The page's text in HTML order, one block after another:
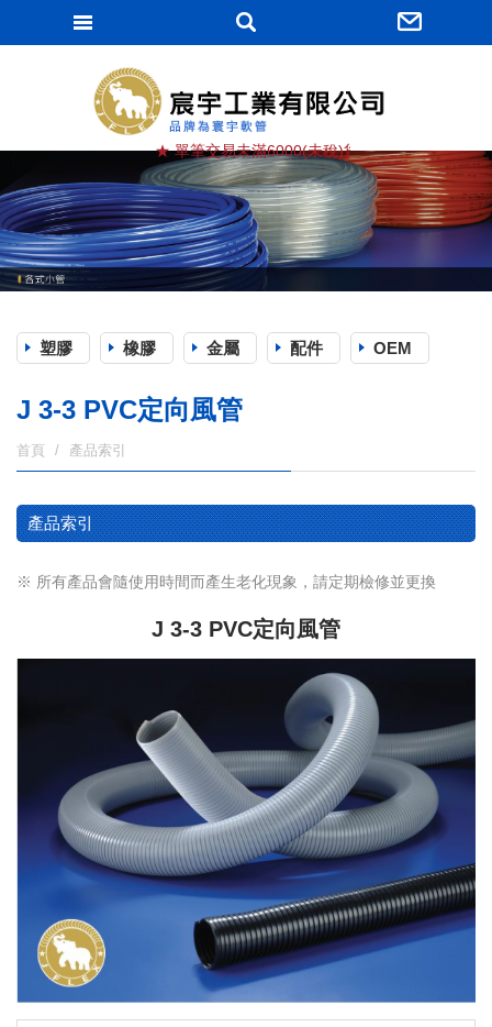
★ 單筆交易未滿6000(未稅)貨滿棧, 運費由買方負
塑膠 橡膠 金屬 配件 OEM
J 3-3 PVC定向風管
首頁 產品索引
產品索引
※ 所有產品會隨使用時間而產生老化現象，請定期檢修並更換
J 3-3 PVC定向風管